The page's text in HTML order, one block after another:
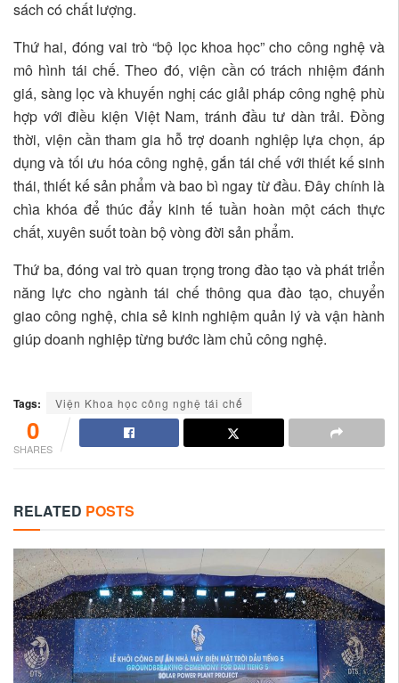
sách có chất lượng.
Thứ hai, đóng vai trò “bộ lọc khoa học” cho công nghệ và
mô hình tái chế. Theo đó, viện cần có trách nhiệm đánh
giá, sàng lọc và khuyến nghị các giải pháp công nghệ phù
hợp với điều kiện Việt Nam, tránh đầu tư dàn trải. Đồng
thời, viện cần tham gia hỗ trợ doanh nghiệp lựa chọn, áp
dụng và tối ưu hóa công nghệ, gắn tái chế với thiết kế sinh
thái, thiết kế sản phẩm và bao bì ngay từ đầu. Đây chính là
chìa khóa để thúc đẩy kinh tế tuần hoàn một cách thực
chất, xuyên suốt toàn bộ vòng đời sản phẩm.
Thứ ba, đóng vai trò quan trọng trong đào tạo và phát triển
năng lực cho ngành tái chế thông qua đào tạo, chuyển
giao công nghệ, chia sẻ kinh nghiệm quản lý và vận hành
giúp doanh nghiệp từng bước làm chủ công nghệ.
Tags: Viện Khoa học công nghệ tái chế
0
SHARES
RELATED POSTS